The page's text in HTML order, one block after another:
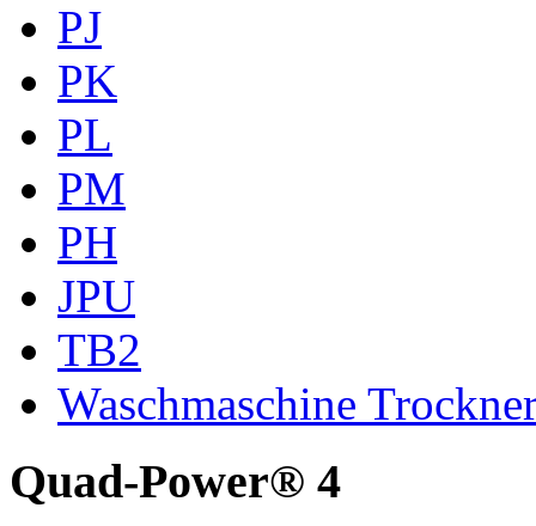
PJ
PK
PL
PM
PH
JPU
TB2
Waschmaschine
Quad-Power® 4